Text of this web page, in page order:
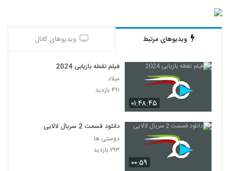
ویدیوهای مرتبط ویدیوهای کانال
۰۱:۴۸:۴۵
فیلم نقطه بازیابی 2024
میلاد
۴۹۱ بازدید
۰۰:۵۹
دانلود قسمت 2 سریال لالایی
دوستی ها
۲۹۳ بازدید